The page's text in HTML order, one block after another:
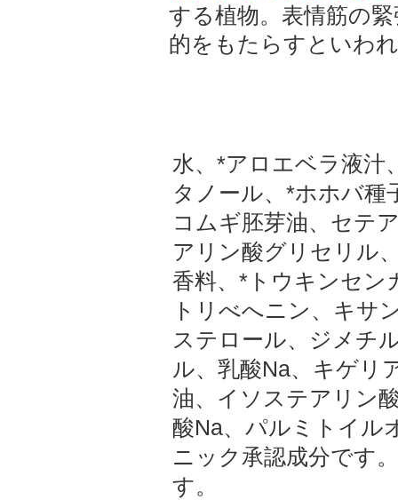
する植物。表情筋の
的をもたらすといわ
水、*アロエベラ液汁
タノール、*ホホバ種
コムギ胚芽油、セテ
アリン酸グリセリル
香料、*トウキンセン
トリべへニン、キサ
ステロール、ジメチ
ル、乳酸Na、キゲリ
油、イソステアリン
酸Na、パルミトイル
ニック承認成分です
す。